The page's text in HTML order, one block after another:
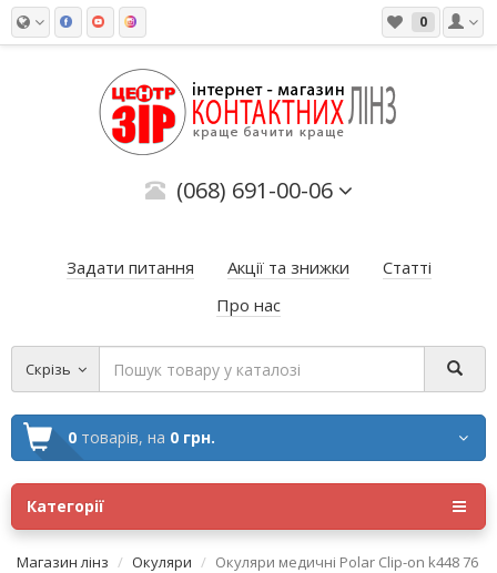
0
(068) 691-00-06
Задати питання Акції та знижки
Статті
Про нас
Скрізь
0 товарів, на 0 грн.
Категорії
Магазин лінз Окуляри Окуляри медичні Polar Clip-on k448 76